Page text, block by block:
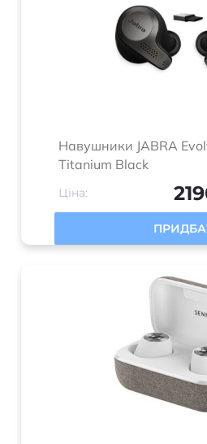
Навушники JABRA
Titanium Black
Ціна: